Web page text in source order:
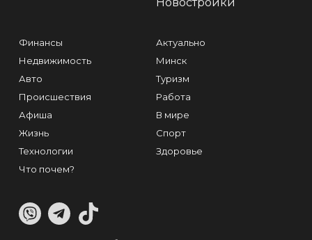
Новостройки
Финансы
Недвижимость
Авто
Происшествия
Афиша
Жизнь
Технологии
Что почем?
Актуально
Минск
Туризм
Работа
В мире
Спорт
Здоровье